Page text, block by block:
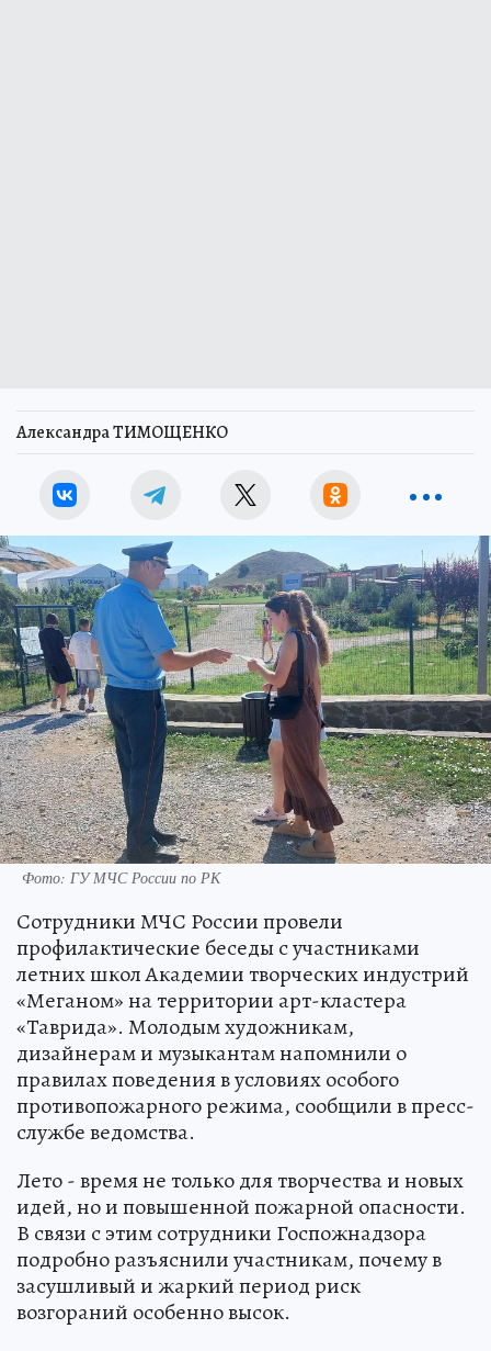
Александра ТИМОЩЕНКО
Фото: ГУ МЧС России по РК
Сотрудники МЧС России провели
профилактические беседы с участниками
летних школ Академии творческих индустрий
«Меганом» на территории арт-кластера
«Таврида». Молодым художникам,
дизайнерам и музыкантам напомнили о
правилах поведения в условиях особого
противопожарного режима, сообщили в пресс-
службе ведомства.
Лето - время не только для творчества и новых
идей, но и повышенной пожарной опасности.
В связи с этим сотрудники Госпожнадзора
подробно разъяснили участникам, почему в
засушливый и жаркий период риск
возгораний особенно высок.